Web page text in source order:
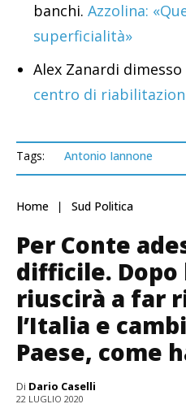
banchi. Azzolina:
superficialità»
Alex Zanardi
centro di
Tags: Antonio Iannone
Home Sud Politica
Per Conte
difficile. Dopo
riuscirà a far
l’Italia e
Paese, come
Di Dario Caselli
22 LUGLIO 2020